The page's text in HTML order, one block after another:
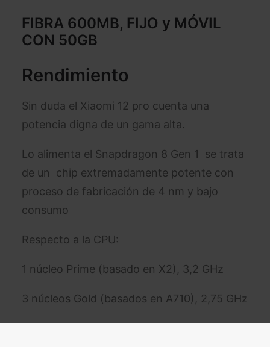
FIBRA 600MB, FIJO y MÓVIL
CON 50GB
Rendimiento
Sin duda el Xiaomi 12 pro cuenta una
potencia digna de un gama alta.
Lo alimenta el Snapdragon 8 Gen 1 se trata
de un chip extremadamente potente con
proceso de fabricación de 4 nm y bajo
consumo
Respecto a la CPU:
1 núcleo Prime (basado en X2), 3,2 GHz
3 núcleos Gold (basados en A710), 2,75 GHz